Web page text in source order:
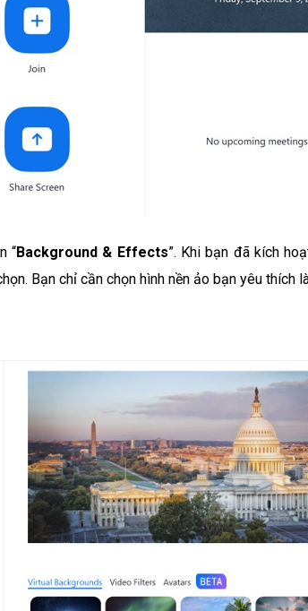
“Background & Effects”. Khi bạn đã kích
Bạn chỉ cần chọn hình nền ảo bạn yêu thích